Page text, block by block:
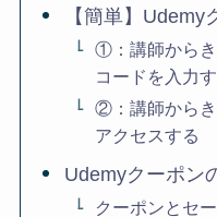
【簡単】
①：講師から
コードを入力
②：講師から
アクセスする
Udemyクーポン
クーポンとセ